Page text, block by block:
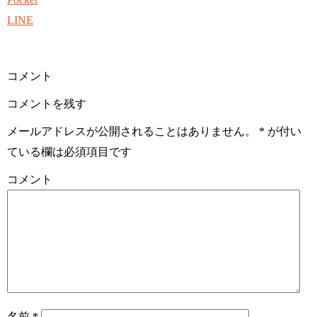
LINE
コメント
コメントを残す
メールアドレスが公開されることはありません。 * が付い
ている欄は必須項目です
コメント